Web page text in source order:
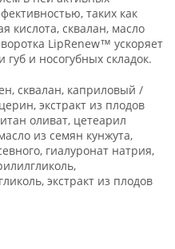
таких как
кислота, сквалан, масло
LipRenew™ ускоряет
губ и носогубных складок.
сквалан, каприловый /
экстракт из плодов
оливат, цетеарил
из семян кунжута,
гиалуронат натрия,
экстракт из плодов